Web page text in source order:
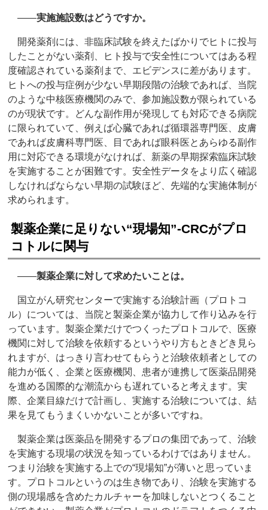
――実施施設数はどうですか。
開発薬剤には、非臨床試験を終えたばかりでヒトに投与
したことがない薬剤、ヒト投与で安全性についてはある程
度確認されている薬剤まで、エビデンスに差があります。
ヒトへの投与症例が少ない早期段階の治験であれば、当院
のような中核医療機関のみで、参加施設数が限られている
のが現状です。どんな副作用が発現しても対応できる病院
に限られていて、例えば心臓であれば循環器専門医、皮膚
であれば皮膚科専門医、目であれば眼科医とあらゆる副作
用に対応できる環境がなければ、新薬の早期探索臨床試験
を実施することが困難です。安全性データをより広く確認
しなければならない早期の試験ほど、先端的な実施体制が
求められます。
製薬企業に足りない“現場知”‐CRCがプロ
コトルに関与
――製薬企業に対して求めたいことは。
国立がん研究センターで実施する治験計画（プロトコ
ル）については、当院と製薬企業が協力して作り込みを行
っています。製薬企業だけでつくったプロトコルで、医療
機関に対して治験を依頼するというやり方もときどき見ら
れますが、はっきり言わせてもらうと治験依頼者としての
能力が低く、企業と医療機関、患者が連携して医薬品開発
を進める国際的な潮流からも遅れていると考えます。実
際、企業目線だけで計画し、実施する治験については、結
果を見てもうまくいかないことが多いですね。
製薬企業は医薬品を開発するプロの集団であって、治験
を実施する現場の状況を知っているわけではありません。
つまり治験を実施する上での“現場知”が薄いと思っていま
す。プロトコルというのは生き物であり、治験を実施する
側の現場感を含めたカルチャーを加味しないとつくること